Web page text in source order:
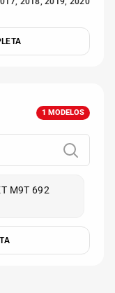
1 MODELOS
M9T 692